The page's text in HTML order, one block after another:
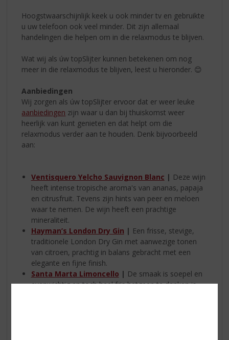
Hoogstwaarschijnlijk keek u ook minder tv en gebruikte
u uw telefoon ook veel minder. Dit zijn allemaal
handelingen die helpen om in die relaxmodus te blijven.
Wat wij als úw topSlijter kunnen betekenen om nog
meer in die relaxmodus te blijven, leest u hieronder. 😊
Aanbiedingen
Wij zorgen als úw topSlijter ervoor dat er weer leuke
aanbiedingen zijn waar u dan bij thuiskomst weer
heerlijk van kunt genieten en dat helpt om die
relaxmodus verder aan te houden. Denk bijvoorbeeld
aan:
Ventisquero Yelcho Sauvignon Blanc | Deze wijn
heeft intense tropische aroma's van ananas, papaja
en citrusfruit. Tevens zijn hints van peer en meloen
waar te nemen. De wijn heeft een prachtige
mineraliteit.
Hayman’s London Dry Gin | Een frisse, stevige,
traditionele London Dry Gin met aanwezige tonen
van citroen, prachtig in balans gebracht met een
elegante en fijne finish.
Santa Marta Limoncello | De smaak is soepel en
evenwichtig en toch heel fris hetgeen te danken is